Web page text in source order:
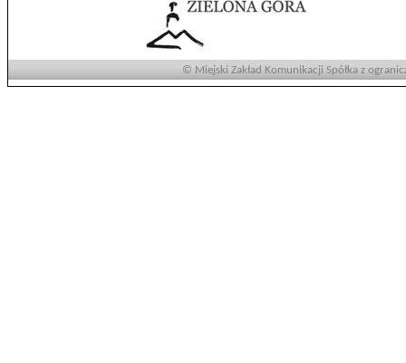
© Miejski Zakład Komunikacji Spółka z